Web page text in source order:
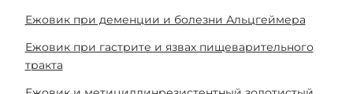
Ежовик при деменции и болезни Альцгеймера
Ежовик при гастрите и язвах пищеварительного
тракта